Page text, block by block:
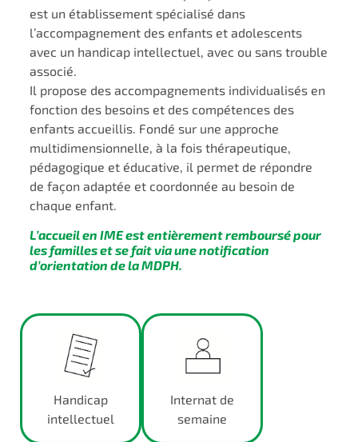
est un établissement spécialisé dans
l’accompagnement des enfants et adolescents
avec un handicap intellectuel, avec ou sans trouble
associé.
Il propose des accompagnements individualisés en
fonction des besoins et des compétences des
enfants accueillis. Fondé sur une approche
multidimensionnelle, à la fois thérapeutique,
pédagogique et éducative, il permet de répondre
de façon adaptée et coordonnée au besoin de
chaque enfant.
L’accueil en IME est entièrement remboursé pour
les familles et se fait via une notification
d’orientation de la MDPH.
Handicap
intellectuel
Internat de
semaine